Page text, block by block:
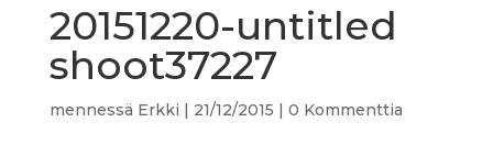
20151220-untitled
shoot37227
mennessä Erkki | 21/12/2015 | 0 Kommenttia